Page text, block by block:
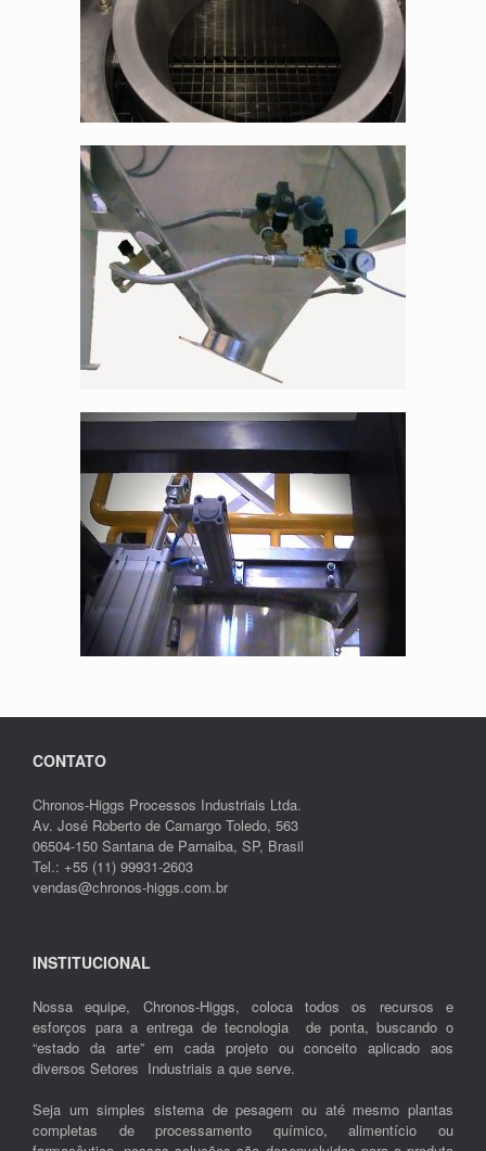
CONTATO
Chronos-Higgs Processos Industriais Ltda.
Av. José Roberto de Camargo Toledo, 563
06504-150 Santana de Parnaiba, SP, Brasil
Tel.: +55 (11) 99931-2603
vendas@chronos-higgs.com.br
INSTITUCIONAL
Nossa equipe, Chronos-Higgs, coloca todos os recursos e
esforços para a entrega de tecnologia de ponta, buscando o
“estado da arte” em cada projeto ou conceito aplicado aos
diversos Setores Industriais a que serve.
Seja um simples sistema de pesagem ou até mesmo plantas
completas de processamento químico, alimentício ou